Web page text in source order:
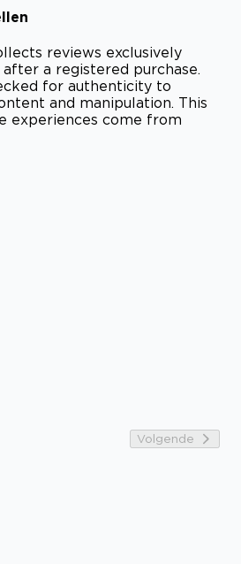
reviews exclusively
a registered purchase.
for authenticity to
and manipulation. This
experiences come from
Volgende